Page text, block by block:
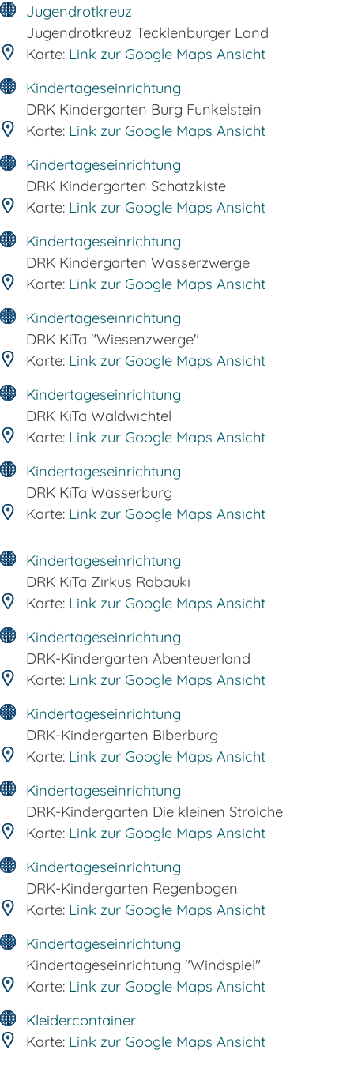
Jugendrotkreuz
Jugendrotkreuz Tecklenburger Land
Karte: Link zur Google Maps Ansicht
Kindertageseinrichtung
DRK Kindergarten Burg Funkelstein
Karte: Link zur Google Maps Ansicht
Kindertageseinrichtung
DRK Kindergarten Schatzkiste
Karte: Link zur Google Maps Ansicht
Kindertageseinrichtung
DRK Kindergarten Wasserzwerge
Karte: Link zur Google Maps Ansicht
Kindertageseinrichtung
DRK KiTa "Wiesenzwerge"
Karte: Link zur Google Maps Ansicht
Kindertageseinrichtung
DRK KiTa Waldwichtel
Karte: Link zur Google Maps Ansicht
Kindertageseinrichtung
DRK KiTa Wasserburg
Karte: Link zur Google Maps Ansicht
Kindertageseinrichtung
DRK KiTa Zirkus Rabauki
Karte: Link zur Google Maps Ansicht
Kindertageseinrichtung
DRK-Kindergarten Abenteuerland
Karte: Link zur Google Maps Ansicht
Kindertageseinrichtung
DRK-Kindergarten Biberburg
Karte: Link zur Google Maps Ansicht
Kindertageseinrichtung
DRK-Kindergarten Die kleinen Strolche
Karte: Link zur Google Maps Ansicht
Kindertageseinrichtung
DRK-Kindergarten Regenbogen
Karte: Link zur Google Maps Ansicht
Kindertageseinrichtung
Kindertageseinrichtung "Windspiel"
Karte: Link zur Google Maps Ansicht
Kleidercontainer
Karte: Link zur Google Maps Ansicht